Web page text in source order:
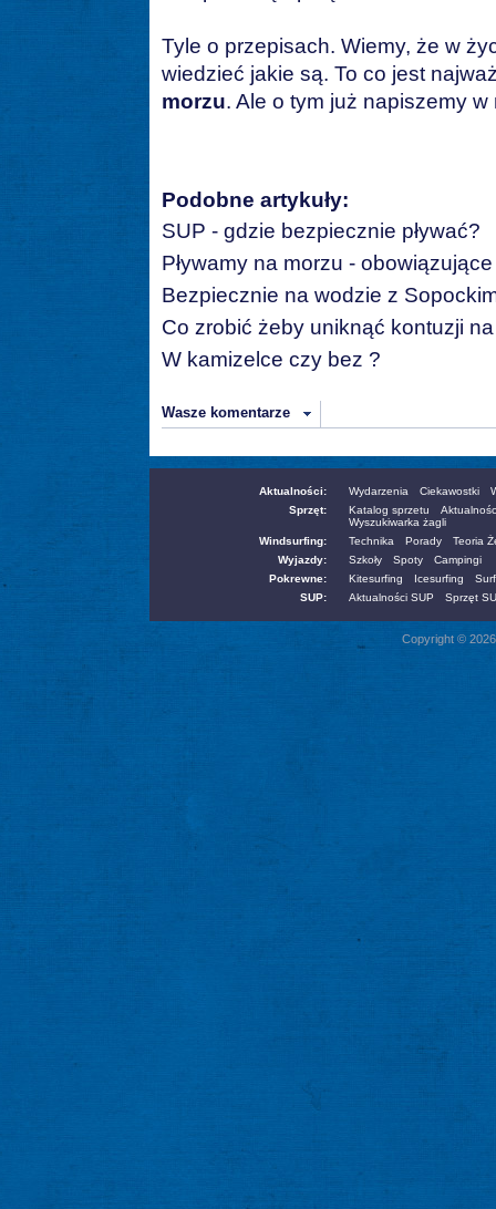
Tyle o przepisach. Wiemy, że w
wiedzieć jakie są. To co jest
morzu. Ale o tym już napiszemy
Podobne artykuły:
SUP - gdzie bezpiecznie pływać?
Pływamy na morzu -
Bezpiecznie na wodzie z
Co zrobić żeby uniknąć kontuzji
W kamizelce czy bez ?
Wasze komentarze
Aktualności: Wydarzenia Ciekawostki
Sprzęt:
Katalog sprzetu
Wyszukiwarka żagli
Windsurfing:
Technika Porady
Teoria
Wyjazdy:
Szkoły Spoty
Campingi
Pokrewne:
Kitesurfing Icesurfing
SUP:
Aktualności SUP Sprzęt
Copyright ©